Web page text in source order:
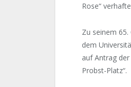
Rose“
Zu seinem
dem
auf Antrag
Probst-Platz“.